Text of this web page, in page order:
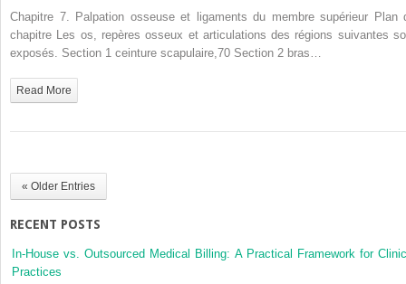
7.
osseuse
du
Chapitre 7. Palpation osseuse et ligaments du membre supérieur Plan
chapitre Les os, repères osseux et articulations des régions suivantes
exposés. Section 1 ceinture scapulaire,70 Section 2 bras…
Read More
« Older Entries
RECENT POSTS
In-House vs. Outsourced Medical Billing: A Practical Framework for
Practices